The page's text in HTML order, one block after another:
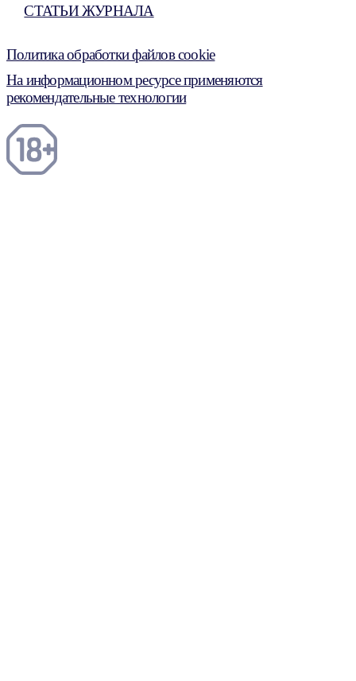
СТАТЬИ ЖУРНАЛА
Политика обработки файлов cookie
На информационном ресурсе применяются
рекомендательные технологии